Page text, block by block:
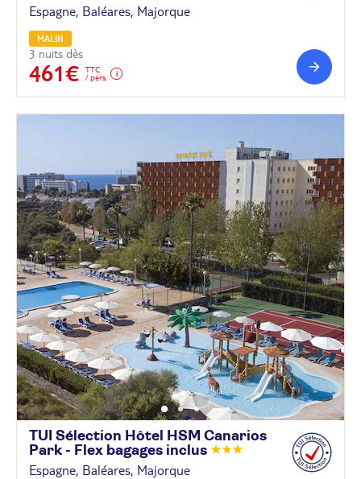
Espagne, Baléares, Majorque
MALIN
3 nuits dès
461€
TTC
/ pers.
TUI Sélection Hôtel HSM Canarios
Park - Flex bagages inclus
Espagne, Baléares, Majorque